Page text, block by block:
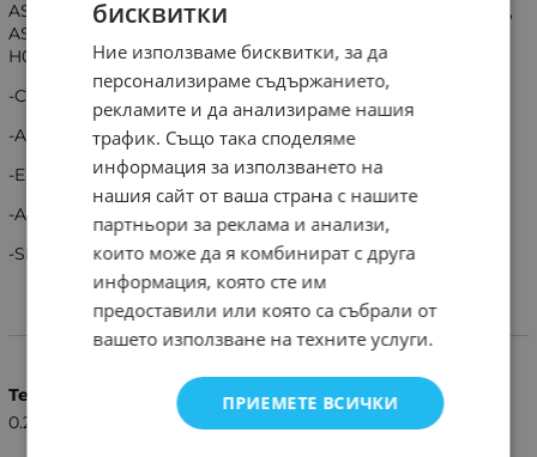
ASW-09B4/E, ASW-12B4/E, ASW-18B4/E (ASWH09A4/EWR1,
ASWH09A4/E ASW09B4/E, ASW12B4/E, ASW18B4/E),ASW-
H09A4/EAR1, ASW-H24B4/EAR1
-CONIA CA9007 CA12007 CA24007 CA2422
-Aux: OAF26, OAF34, OAF48, OAF67
-EHP YKR-F/001
-AKT-AX5
-SKYRON
Характеристики
Тегло (кг.)
0.25
бисквитки
Ние използваме бисквитки, за да
персонализираме съдържанието,
рекламите и да анализираме нашия
трафик. Също така споделяме
информация за използването на
нашия сайт от ваша страна с нашите
партньори за реклама и анализи,
които може да я комбинират с друга
информация, която сте им
предоставили или която са събрали от
вашето използване на техните услуги.
ПРИЕМЕТЕ ВСИЧКИ